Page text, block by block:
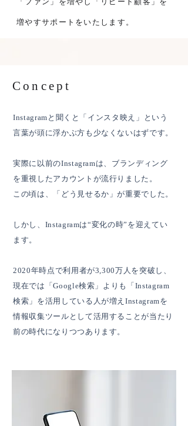
増やすサポートをいたします。
Concept
Instagramと聞くと「インスタ映え」という
言葉が頭に浮かぶ方も少なくないはずです。
実際に以前のInstagramは、 ブランディング
を重視したアカウントが流行りました。
この頃は、「どう見せるか」が重要でした。
しかし、Instagramは“変化の時”を迎えてい
ます。
2020年時点で利用者が3,300万人を突破し、
現在では「Google検索」よりも
「Instagram
検索」を活用している人が増えInstagramを
情報収集ツールとして活用することが当たり
前の時代になりつつあります。